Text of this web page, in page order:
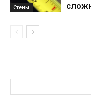
Стены